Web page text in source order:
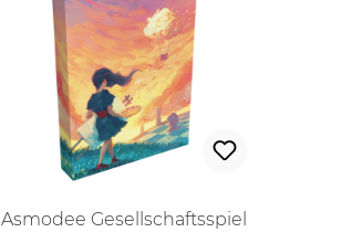
Asmodee Gesellschaftsspiel